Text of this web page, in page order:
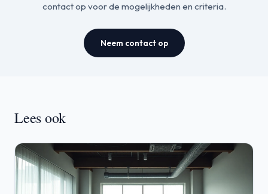
contact op voor de mogelijkheden en criteria.
Neem contact op
Lees ook